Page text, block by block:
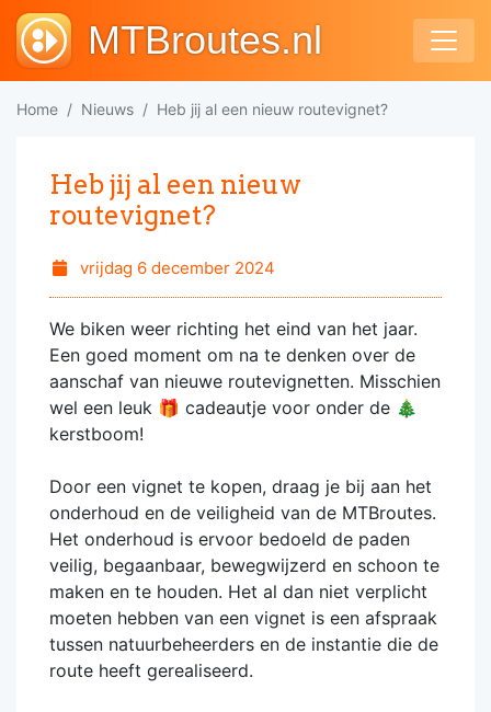
MTBroutes.nl
Home Nieuws Heb jij al een nieuw routevignet?
Heb jij al een nieuw
routevignet?
vrijdag 6 december 2024
We biken weer richting het eind van het jaar.
Een goed moment om na te denken over de
aanschaf van nieuwe routevignetten. Misschien
wel een leuk 🎁 cadeautje voor onder de 🎄
kerstboom!
Door een vignet te kopen, draag je bij aan het
onderhoud en de veiligheid van de MTBroutes.
Het onderhoud is ervoor bedoeld de paden
veilig, begaanbaar, bewegwijzerd en schoon te
maken en te houden. Het al dan niet verplicht
moeten hebben van een vignet is een afspraak
tussen natuurbeheerders en de instantie die de
route heeft gerealiseerd.